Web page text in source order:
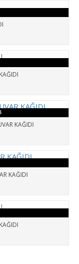
KAĞIDI
KAĞIDI